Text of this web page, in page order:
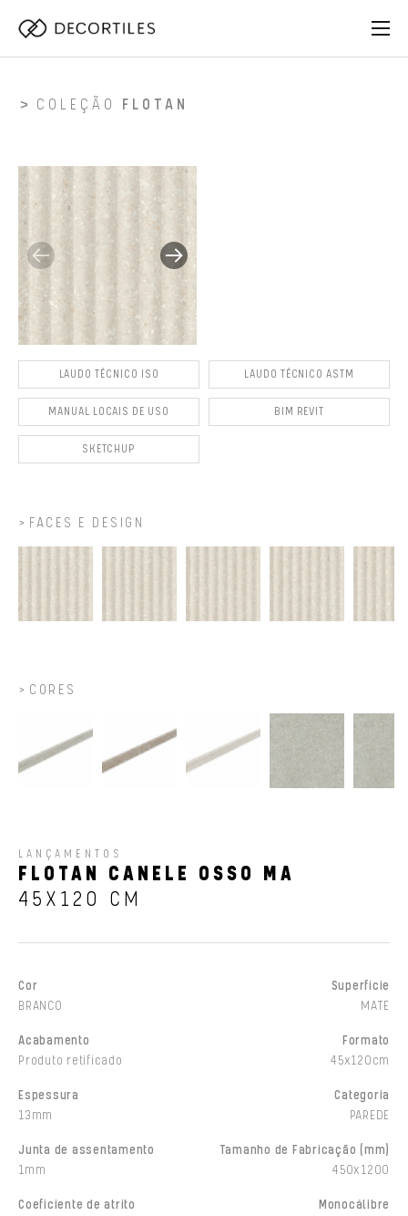
COLEÇÃO FLOTAN
LAUDO TÉCNICO ISO LAUDO TÉCNICO ASTM
MANUAL LOCAIS DE USO BIM REVIT
SKETCHUP
FACES E DESIGN
CORES
LANÇAMENTOS
FLOTAN CANELE OSSO MA
45X120 CM
Cor
BRANCO
Superfície
MATE
Acabamento
Produto retificado
Formato
45x120cm
Espessura
13mm
Categoria
PAREDE
Junta de assentamento
1mm
Tamanho de Fabricação (mm)
450x1200
Coeficiente de atrito
Monocálibre